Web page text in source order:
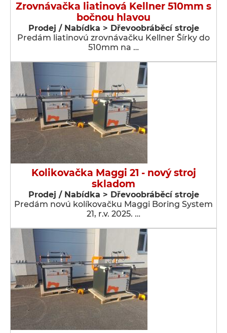
Zrovnávačka liatinová Kellner 510mm s
bočnou hlavou
Prodej / Nabídka > Dřevoobráběcí stroje
Predám liatinovú zrovnávačku Kellner Šírky do
510mm na …
Kolikovačka Maggi 21 - nový stroj
skladom
Prodej / Nabídka > Dřevoobráběcí stroje
Predám novú kolíkovačku Maggi Boring System
21, r.v. 2025. …